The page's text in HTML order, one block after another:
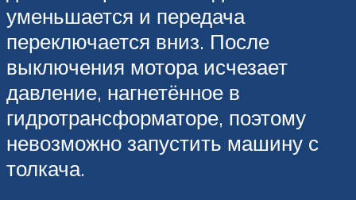
уменьшается и передача
переключается вниз. После
выключения мотора исчезает
давление, нагнетённое в
гидротрансформаторе, поэтому
невозможно запустить машину с
толкача.